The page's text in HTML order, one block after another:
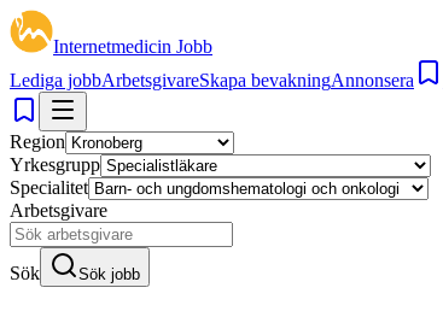
Internetmedicin Jobb
Lediga jobbArbetsgivareSkapa bevakningAnnonsera
Region
Yrkesgrupp
Specialitet
Arbetsgivare
Sök Sök jobb